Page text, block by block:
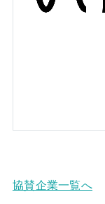
協賛企業一覧へ